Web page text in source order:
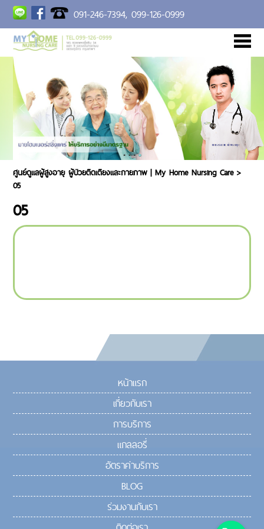
091-246-7394, 099-126-0999
หน้าแรก
การบริการ
อัตราค่าบริการ
BLOG
ศูนย์ดูแลผู้สูงอายุ ผู้ป่วยติดเตียงและกายภาพ | My Home Nursing Care>
05
05
หน้าแรก
เกี่ยวกับเรา
การบริการ
แกลลอรี่
อัตราค่าบริการ
BLOG
ร่วมงานกับเรา